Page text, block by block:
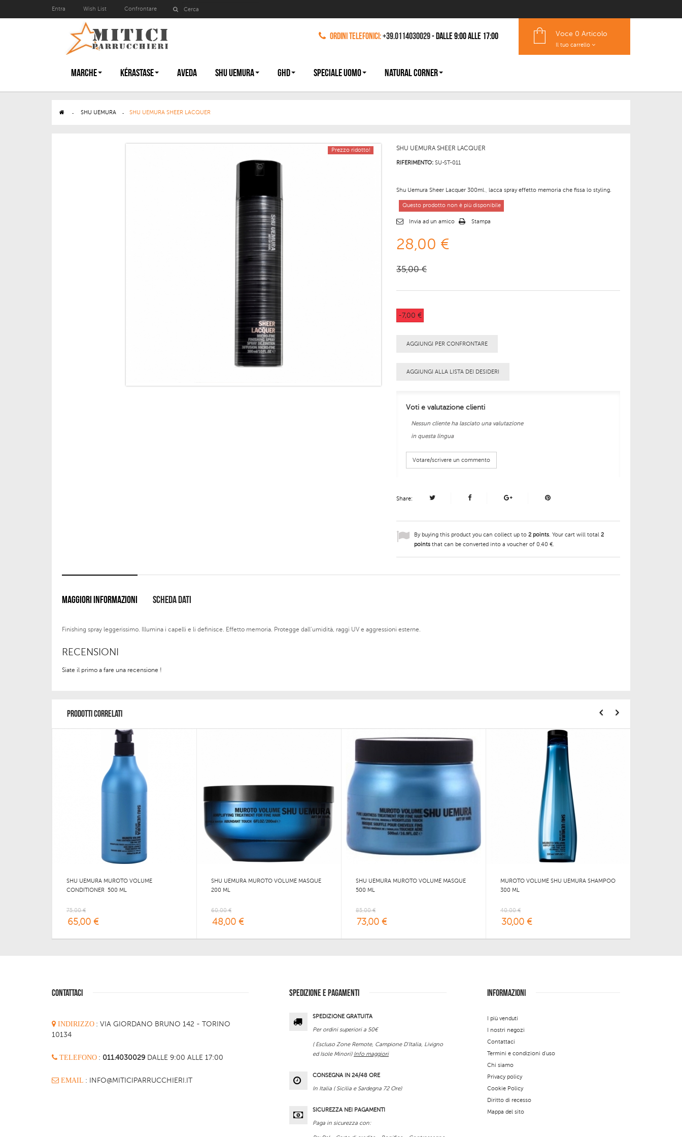
Entra Wish List Confrontare
Ordini Telefonici:+39.0114030029- dalle 9:00 alle 17:00 Voce 0 Articolo
Il tuo carrello
MARCHE KÉRASTASE AVEDA SHU UEMURA GHD SPECIALE UOMO NATURAL CORNER
> SHU UEMURA > SHU UEMURA SHEER LACQUER
Prezzo ridotto! SHU UEMURA SHEER LACQUER
RIFERIMENTO: SU-ST-011
Shu Uemura Sheer Lacquer 300ml., lacca spray effetto memoria che fissa lo styling.
Questo prodotto non è più disponibile
Invia ad un amico Stampa
28,00 €
35,00 €
-7,00 €
AGGIUNGI PER CONFRONTARE
AGGIUNGI ALLA LISTA DEI DESIDERI
Voti e valutazione clienti
Nessun cliente ha lasciato una valutazione
in questa lingua
Votare/scrivere un commento
Share:
By buying this product you can collect up to2 points. Your cart will total2
points that can be converted into a voucher of0,40 €.
MAGGIORI INFORMAZIONI SCHEDA DATI
Finishing spray leggerissimo. Illumina i capelli e li definisce. Effetto memoria. Protegge dall’umidità, raggi UV e aggressioni esterne.
RECENSIONI
Siate il primo a fare una recensione !
PRODOTTI CORRELATI
SHU UEMURA MUROTO VOLUME
CONDITIONER 500 ML
75,00 €
65,00 €
SHU UEMURA MUROTO VOLUME MASQUE
200 ML
60,00 €
48,00 €
SHU UEMURA MUROTO VOLUME MASQUE
500 ML
85,00 €
73,00 €
MUROTO VOLUME SHU UEMURA SHAMPOO
300 ML
40,00 €
30,00 €
CONTATTACI
INDIRIZZO : VIA GIORDANO BRUNO 142 - TORINO
10134
TELEFONO : 011.4030029 DALLE 9:00 ALLE 17:00
EMAIL : INFO@MITICIPARRUCCHIERI.IT
SPEDIZIONE E PAGAMENTI
SPEDIZIONE GRATUITA
Per ordini superiori a 50€
( Escluso Zone Remote, Campione D'Italia, Livigno
ed Isole Minori) Info maggiori
CONSEGNA IN 24/48 ORE
In Italia ( Sicilia e Sardegna 72 Ore)
SICUREZZA NEI PAGAMENTI
Paga in sicurezza con:
INFORMAZIONI
I più venduti
I nostri negozi
Contattaci
Termini e condizioni d'uso
Chi siamo
Privacy policy
Cookie Policy
Diritto di recesso
Mappa del sito